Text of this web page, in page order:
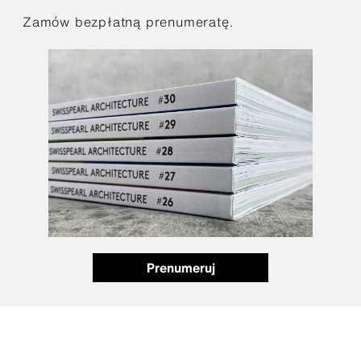
Prenumeruj
Zamów bezpłatną prenumeratę.